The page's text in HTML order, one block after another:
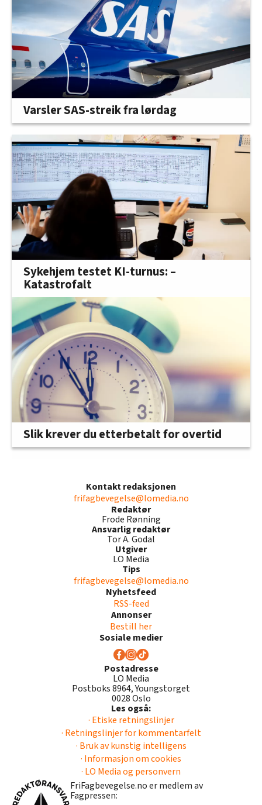
Varsler SAS-streik fra lørdag
Sykehjem testet KI-turnus: –
Katastrofalt
Slik krever du etterbetalt for overtid
Kontakt redaksjonen
frifagbevegelse@lomedia.no
Redaktør
Frode Rønning
Ansvarlig redaktør
Tor A. Godal
Utgiver
LO Media
Tips
frifagbevegelse@lomedia.no
Nyhetsfeed
RSS-feed
Annonser
Bestill her
Sosiale medier
Postadresse
LO Media
Postboks 8964, Youngstorget
0028 Oslo
Les også:
· Etiske retningslinjer
· Retningslinjer for kommentarfelt
· Bruk av kunstig intelligens
· Informasjon om cookies
· LO Media og personvern
FriFagbevegelse.no er medlem av
Fagpressen: